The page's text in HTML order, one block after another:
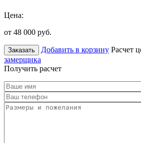
Цена:
от 48 000 руб.
Заказать Добавить в корзину Расчет
замерщика
Получить расчет